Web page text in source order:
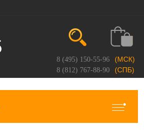
8 (495) 150-55-96 (МСК)
8 (812) 767-88-90 (СПБ)